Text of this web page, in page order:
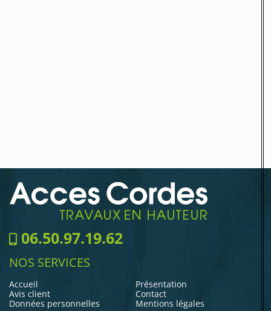
06.50.97.19.62
NOS SERVICES
Accueil
Présentation
Avis client
Contact
Données personnelles
Mentions légales